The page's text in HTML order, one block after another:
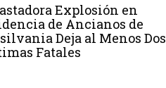
Explosión en
de Ancianos de
Deja al Menos Dos
Fatales